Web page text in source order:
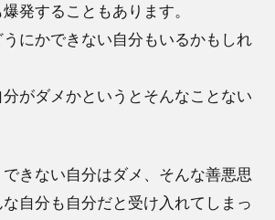
発することもあります。
にかできない自分もいるかもしれ
がダメかというとそんなことない
きない自分はダメ、そんな善悪思
自分も自分だと受け入れてしまっ